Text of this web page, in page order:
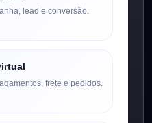
lead e conversão.
frete e pedidos.